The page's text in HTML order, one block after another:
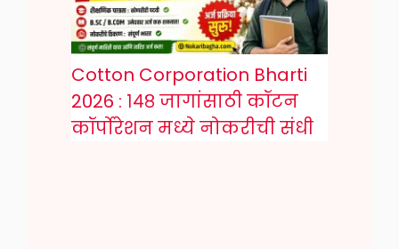
Cotton Corporation Bharti
2026 : १४८ जागांसाठी कॉटन
कॉर्पोरेशन मध्ये नोकरीची संधी